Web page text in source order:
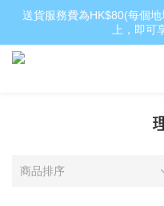
送貨服務費為HK$80(每個
上，即可
商品排序